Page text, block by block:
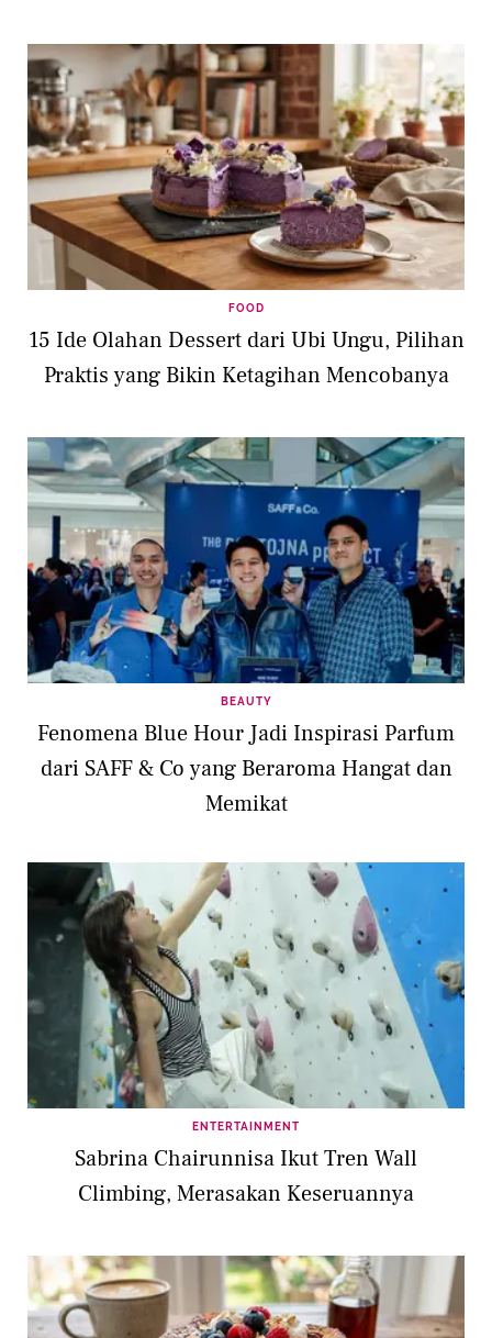
FOOD
15 Ide Olahan Dessert dari Ubi Ungu, Pilihan
Praktis yang Bikin Ketagihan Mencobanya
BEAUTY
Fenomena Blue Hour Jadi Inspirasi Parfum
dari SAFF & Co yang Beraroma Hangat dan
Memikat
ENTERTAINMENT
Sabrina Chairunnisa Ikut Tren Wall
Climbing, Merasakan Keseruannya